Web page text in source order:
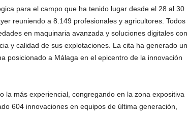
para el campo que ha tenido lugar desde el 28 al 30
reuniendo a 8.149 profesionales y agricultores. Todos
en maquinaria avanzada y soluciones digitales con
y calidad de sus explotaciones. La cita ha generado un
posicionado a Málaga en el epicentro de la innovación
la más experiencial, congregando en la zona expositiva
604 innovaciones en equipos de última generación,